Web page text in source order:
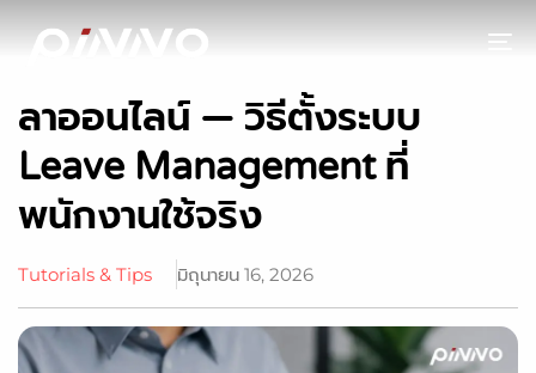
ลาออนไลน์ — วิธีตั้งระบบ
Leave Management ที่
พนักงานใช้จริง
Tutorials & Tips มิถุนายน 16, 2026